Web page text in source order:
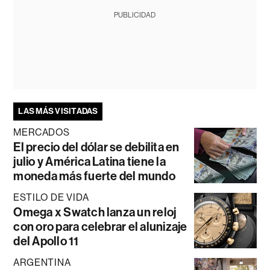
PUBLICIDAD
LAS MÁS VISITADAS
MERCADOS
El precio del dólar se debilita en
julio y América Latina tiene la
moneda más fuerte del mundo
ESTILO DE VIDA
Omega x Swatch lanza un reloj
con oro para celebrar el alunizaje
del Apollo 11
ARGENTINA